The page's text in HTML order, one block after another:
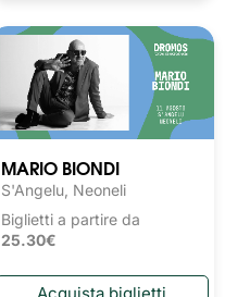
MARIO BIONDI
S'Angelu, Neoneli
Biglietti a partire da
25.30€